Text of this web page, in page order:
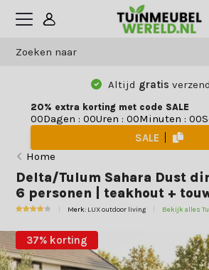
Altijd gratis
20% extra korting met code SALE
00Dagen : 00Uren : 00Minuten : 00
SALE
Home
Delta/Tulum Sahara Dust
6 personen | teakhout +
Merk: LUX outdoor living Bekijk alles
37% korting